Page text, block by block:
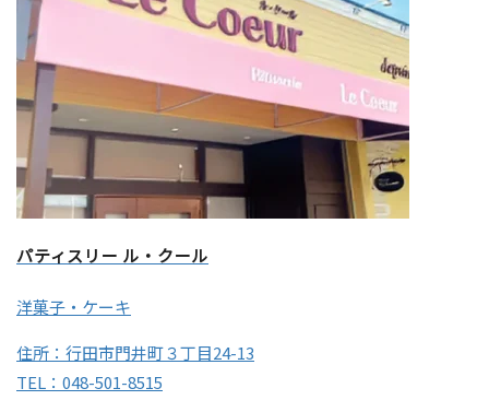
パティスリー ル・クール
洋菓子・ケーキ
住所：行田市門井町３丁目24-13
TEL：048-501-8515